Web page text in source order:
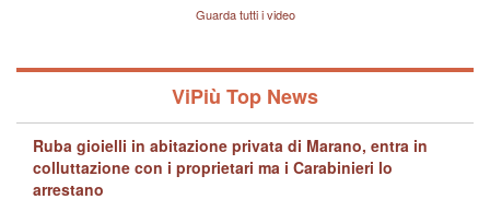
quelle di... Barbara D'UrsoGuarda tutti i video
ViPiù Top News
Ruba gioielli in abitazione privata di Marano, entra in
colluttazione con i proprietari ma i Carabinieri lo
arrestano